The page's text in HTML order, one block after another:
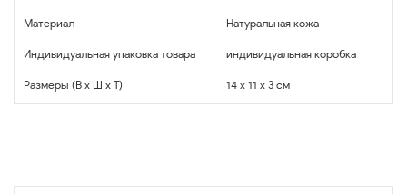
Материал Натуральная кожа
Индивидуальная упаковка товара индивидуальная коробка
Размеры (В x Ш x Т) 14 x 11 x 3 см